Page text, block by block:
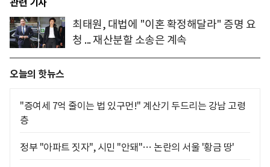
관련 기사
최태원, 대법에 "이혼 확정해달라" 증명 요
청 ... 재산분할 소송은 계속
오늘의 핫뉴스
"증여세 7억 줄이는 법 있구먼!" 계산기 두드리는 강남 고령
층
정부 "아파트 짓자", 시민 "안돼"… 논란의 서울 '황금 땅'